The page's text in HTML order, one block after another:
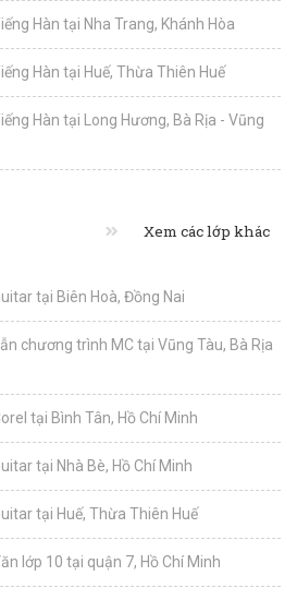
Hàn tại Nha Trang, Khánh Hòa
Hàn tại Huế, Thừa Thiên Huế
Hàn tại Long Hương, Bà Rịa - Vũng
Xem các lớp khác
tại Biên Hoà, Đồng Nai
chương trình MC tại Vũng Tàu, Bà Rịa
tại Bình Tân, Hồ Chí Minh
tại Nhà Bè, Hồ Chí Minh
tại Huế, Thừa Thiên Huế
lớp 10 tại quận 7, Hồ Chí Minh